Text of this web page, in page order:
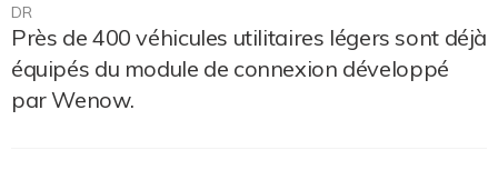
DR
Près de 400 véhicules utilitaires légers sont déjà
équipés du module de connexion développé
par Wenow.